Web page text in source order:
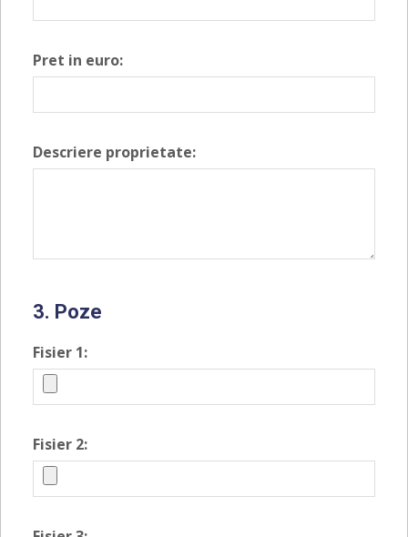
Pret in euro:
Descriere proprietate:
3. Poze
Fisier 1:
Fisier 2: